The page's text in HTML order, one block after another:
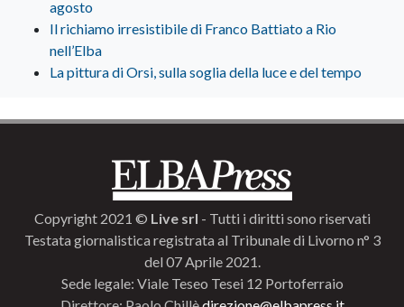
agosto
Il richiamo irresistibile di Franco Battiato a Rio
nell’Elba
La pittura di Orsi, sulla soglia della luce e del tempo
Copyright 2021 © Live srl - Tutti i diritti sono riservati
Testata giornalistica registrata al Tribunale di Livorno n° 3
del 07 Aprile 2021.
Sede legale: Viale Teseo Tesei 12 Portoferraio